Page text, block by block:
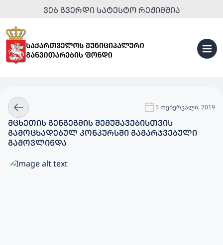
ᲕᲔᲑ ᲒᲕᲔᲠᲓᲘ ᲡᲐᲢᲔᲡᲢᲝ ᲠᲔᲟᲘᲛᲨᲘᲐ
5 თებერვალი, 2019
ᲛᲪᲮᲔᲗᲘᲡ ᲒᲔᲜᲒᲔᲒᲛᲘᲡ ᲨᲔᲛᲣᲨᲐᲕᲔᲑᲘᲡᲗᲕᲘᲡ
ᲒᲐᲛᲝᲪᲮᲐᲓᲔᲑᲣᲚ ᲙᲝᲜᲙᲣᲠᲡᲨᲘ ᲒᲐᲛᲐᲠᲯᲕᲔᲑᲣᲚᲘ
ᲒᲐᲛᲝᲕᲚᲘᲜᲓᲐ